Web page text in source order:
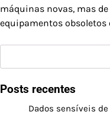
máquinas novas, mas
equipamentos obsoletos
Posts recentes
Dados sensíveis